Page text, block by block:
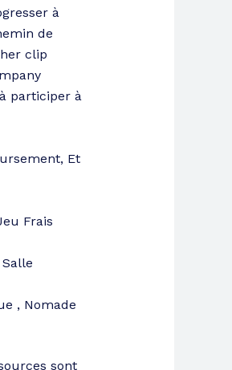
à
de
clip
participer à
Et
Frais
, Nomade
sont